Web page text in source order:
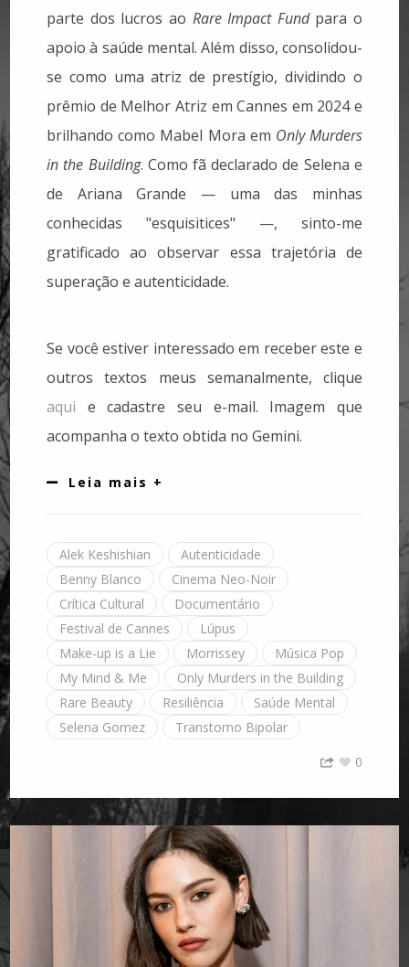
parte dos lucros ao Rare Impact Fundpara o
apoio à saúde mental. Além disso, consolidou-
se como uma atriz de prestígio, dividindo o
prêmio de Melhor Atriz em Cannes em 2024 e
brilhando como Mabel Mora em Only Murders
in the Building. Como fã declarado de Selena e
de Ariana Grande — uma das minhas
conhecidas "esquisitices" —, sinto-me
gratificado ao observar essa trajetória de
superação e autenticidade.
Se você estiver interessado em receber este e
outros textos meus semanalmente, clique
aqui e cadastre seu e-mail. Imagem que
acompanha o texto obtida no Gemini.
Leia mais +
Alek Keshishian
Autenticidade
Benny Blanco
Cinema Neo-Noir
Crítica Cultural
Documentário
Festival de Cannes
Lúpus
Make-up is a Lie
Morrissey
Música Pop
My Mind & Me
Only Murders in the Building
Rare Beauty
Resiliência
Saúde Mental
Selena Gomez
Transtorno Bipolar
0